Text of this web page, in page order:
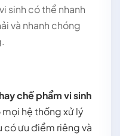
sinh có thể nhanh
và nhanh chóng
chế phẩm vi sinh
hệ thống xử lý
có ưu điểm riêng và